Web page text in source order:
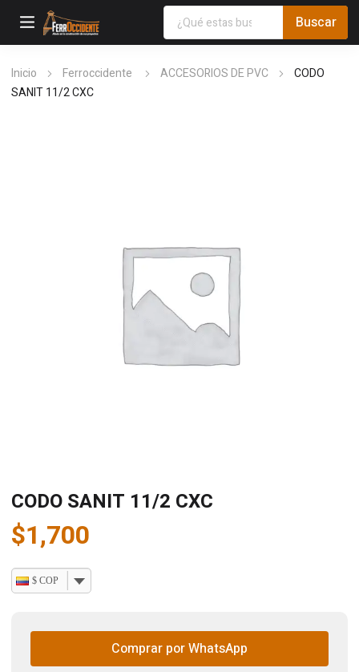
Inicio Ferroccidente ACCESORIOS DE PVC
CODO
SANIT 11/2 CXC
CODO SANIT 11/2 CXC
$1,700
$ COP
Comprar por WhatsApp